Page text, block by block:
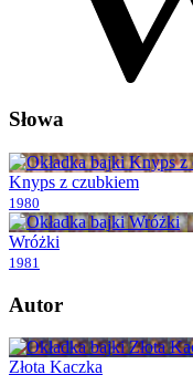
Słowa
Knyps z czubkiem
1980
Wróżki
1981
Autor
Złota Kaczka